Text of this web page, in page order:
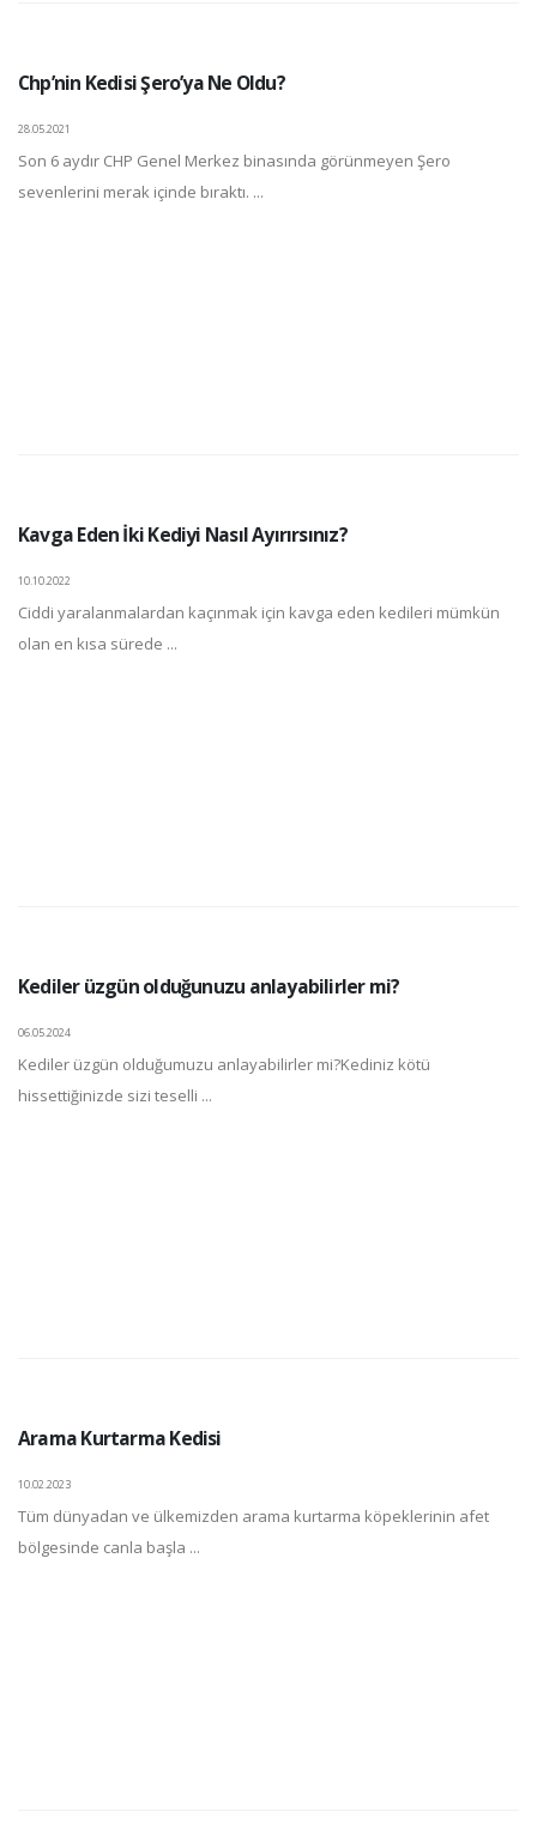
Chp’nin Kedisi Şero’ya Ne Oldu?
28.05.2021
Son 6 aydır CHP Genel Merkez binasında görünmeyen Şero
sevenlerini merak içinde bıraktı. ...
Kavga Eden İki Kediyi Nasıl Ayırırsınız?
10.10.2022
Ciddi yaralanmalardan kaçınmak için kavga eden kedileri mümkün
olan en kısa sürede ...
Kediler üzgün olduğunuzu anlayabilirler mi?
06.05.2024
Kediler üzgün olduğumuzu anlayabilirler mi?Kediniz kötü
hissettiğinizde sizi teselli ...
Arama Kurtarma Kedisi
10.02.2023
Tüm dünyadan ve ülkemizden arama kurtarma köpeklerinin afet
bölgesinde canla başla ...